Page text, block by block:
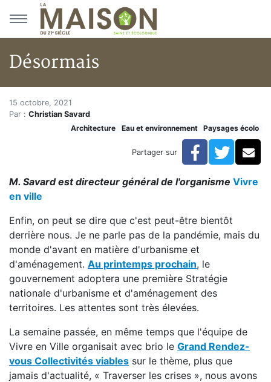
Aller au menu principal
Aller au contenu principal
Désormais
Accueil
Articles
Eau et environnement
Désormais
15 octobre, 2021
Par : Christian Savard
Architecture
Eau et environnement Paysages écolo
Partager sur Facebook
M. Savard est directeur général de l'organisme Vivre
en ville
Enfin, on peut se dire que c'est peut-être bientôt
derrière nous. Je ne parle pas de la pandémie, mais du
monde d'avant en matière d'urbanisme et
d'aménagement. Au printemps prochain, le
gouvernement adoptera une première Stratégie
nationale d'urbanisme et d'aménagement des
territoires. Les attentes sont très élevées.
La semaine passée, en même temps que l'équipe de
Vivre en Ville organisait avec brio le Grand Rendez-
vous Collectivités viables sur le thème, plus que
jamais d'actualité, « Traverser les crises », nous avons